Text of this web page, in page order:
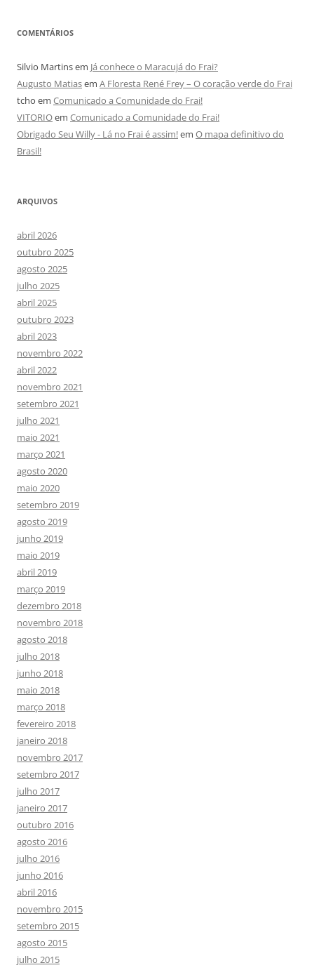
COMENTÁRIOS
Silvio Martinsem Já conhece o Maracujá do Frai?
Augusto Matiasem A Floresta René Frey – O coração verde do Frai
tcho em Comunicado a Comunidade do Frai!
VITORIOem Comunicado a Comunidade do Frai!
Obrigado Seu Willy - Lá no Frai é assim!em O mapa definitivo do
Brasil!
ARQUIVOS
abril 2026
outubro 2025
agosto 2025
julho 2025
abril 2025
outubro 2023
abril 2023
novembro 2022
abril 2022
novembro 2021
setembro 2021
julho 2021
maio 2021
março 2021
agosto 2020
maio 2020
setembro 2019
agosto 2019
junho 2019
maio 2019
abril 2019
março 2019
dezembro 2018
novembro 2018
agosto 2018
julho 2018
junho 2018
maio 2018
março 2018
fevereiro 2018
janeiro 2018
novembro 2017
setembro 2017
julho 2017
janeiro 2017
outubro 2016
agosto 2016
julho 2016
junho 2016
abril 2016
novembro 2015
setembro 2015
agosto 2015
julho 2015